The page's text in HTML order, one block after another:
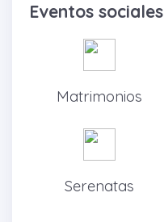
Eventos sociales
Matrimonios
Serenatas